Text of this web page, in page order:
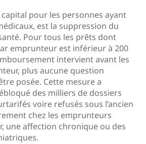
pour les personnes ayant
est la suppression du
Pour tous les prêts dont
emprunteur est inférieur à 200
intervient avant les
plus aucune question
posée. Cette mesure a
des milliers de dossiers
voire refusés sous l’ancien
chez les emprunteurs
une affection chronique ou des